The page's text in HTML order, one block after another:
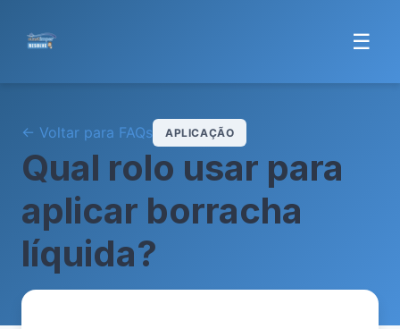
☰
← Voltar para FAQs APLICAÇÃO
Qual rolo usar para
aplicar borracha
líquida?